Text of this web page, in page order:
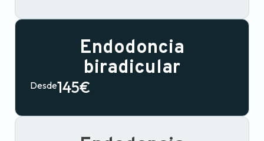
Endodoncia
biradicular
Desde145€